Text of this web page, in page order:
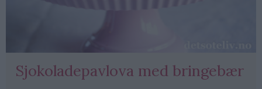
Sjokoladepavlova med bringebær